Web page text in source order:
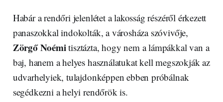
Habár a rendőri jelenlétet a lakosság részéről érkezett
panaszokkal indokolták, a városháza szóvivője,
Zörgő Noémitisztázta, hogy nem a lámpákkal van a
baj, hanem a helyes használatukat kell megszokják az
udvarhelyiek, tulajdonképpen ebben próbálnak
segédkezni a helyi rendőrök is.